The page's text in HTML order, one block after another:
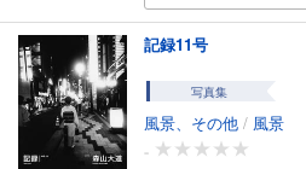
記録11号
写真集
風景、その他 / 風景
-